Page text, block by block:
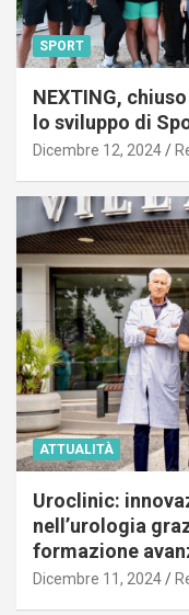
SPORT
NEXTING,
lo sviluppo di
Dicembre 12, 2024
ATTUALITÀ
Uroclinic:
nell’urologia
formazione
Dicembre 11, 2024